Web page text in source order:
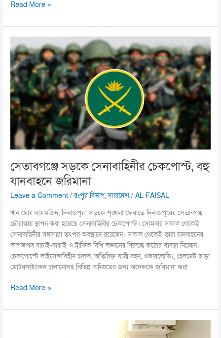
Read More »
সেতাবগঞ্জে সড়কে সেনাবাহিনীর চেকপোস্ট, বহু
যানবাহনে জরিমানা
Leave a Comment /রংপুর বিভাগ,সারাদেশ /AL FAISAL
খান মোঃ আঃ মজিদ, দিনাজপুর:‌ সড়কে শৃঙ্খলা ফেরাতে দিনাজপুরের সেতাবগঞ্জ
চৌরাস্তায় স্থাপন করা হয়েছে সেনাবাহিনীর চেকপোস্ট। সোমবার সকাল থেকেই
সেনাবাহিনীর সদস্যরা তৎপর অবস্থানে রয়েছেন। সকাল থেকেই তারা যানবাহনের
কাগজপত্র যাচাই-বাছাই ও ট্রাফিক বিধি লঙ্ঘনের বিরুদ্ধে কঠোর ব্যবস্থা নিচ্ছেন।
চেকপোস্টে লাইসেন্সবিহীন চালক, অতিরিক্ত যাত্রী বহন, ওভারলোডিং, হেলমেট ছাড়া
মোটরসাইকেল চালানোসহ বিভিন্ন অনিয়মের জন্য অনেককে জরিমানা করা
সড়কে
সেনাবাহিনীর
চেকপোস্ট,
বহু
যানবাহনে
জরিমানা
Read More »